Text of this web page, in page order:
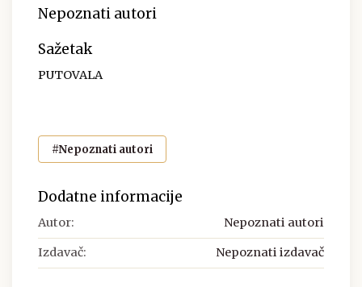
Nepoznati autori
Sažetak
PUTOVALA
#Nepoznati autori
Dodatne informacije
Autor: Nepoznati autori
Izdavač: Nepoznati izdavač